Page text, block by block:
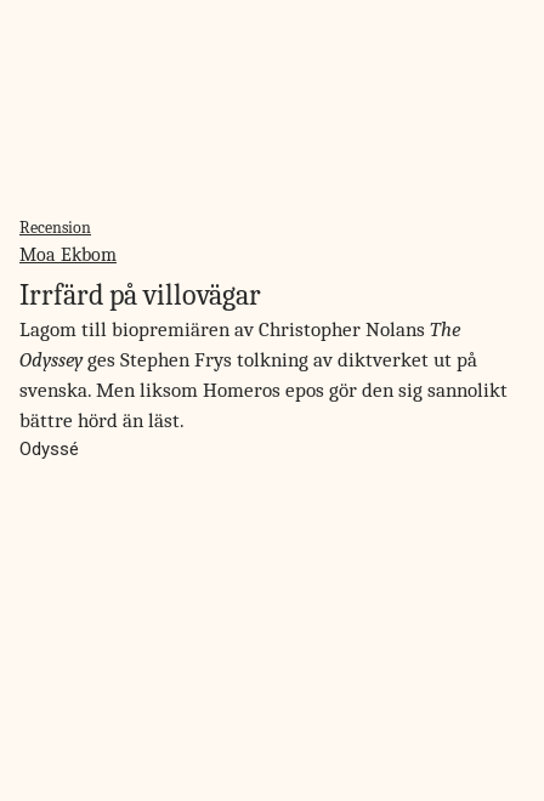
Recension
Moa Ekbom
Irrfärd på villovägar
Lagom till biopremiären av Christopher Nolans The
Odysseyges Stephen Frys tolkning av diktverket ut på
svenska. Men liksom Homeros epos gör den sig sannolikt
bättre hörd än läst.
Odyssé